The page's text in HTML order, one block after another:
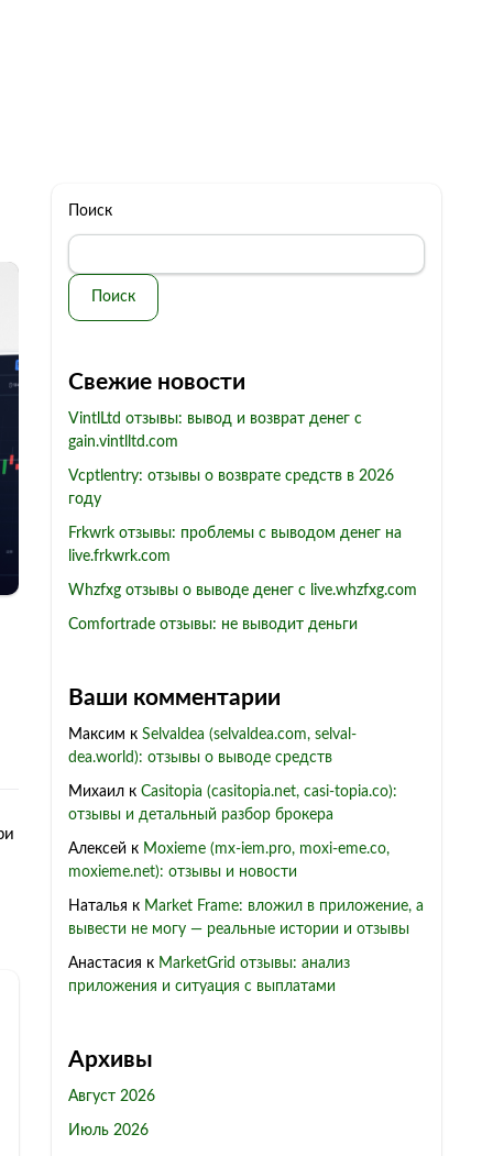
Поиск
Поиск
Свежие новости
VintlLtd отзывы: вывод и возврат денег с
gain.vintlltd.com
Vcptlentry: отзывы о возврате средств в 2026
году
Frkwrk отзывы: проблемы с выводом денег на
live.frkwrk.com
Whzfxg отзывы о выводе денег с live.whzfxg.com
Comfortrade отзывы: не выводит деньги
Ваши комментарии
Максим к Selvaldea (selvaldea.com, selval-
dea.world): отзывы о выводе средств
Михаил к Casitopia (casitopia.net, casi-topia.co):
отзывы и детальный разбор брокера
Алексей к Moxieme (mx-iem.pro, moxi-eme.co,
moxieme.net): отзывы и новости
Наталья к Market Frame: вложил в приложение, а
вывести не могу — реальные истории и отзывы
Анастасия к MarketGrid отзывы: анализ
приложения и ситуация с выплатами
Архивы
Август 2026
Июль 2026